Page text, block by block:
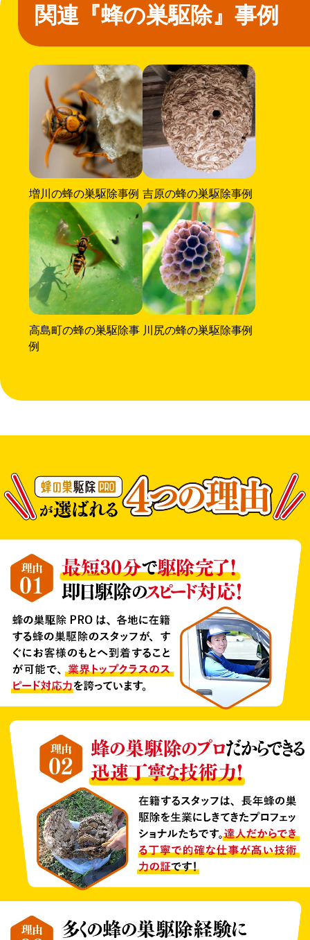
関連『蜂の巣駆除』事例
増川の蜂の巣駆除事例 吉原の蜂の巣駆除事例
高島町の蜂の巣駆除事
例
川尻の蜂の巣駆除事例